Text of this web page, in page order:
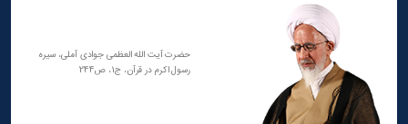
حضرت آیت الله العظمی جوادی آملی، سیره
رسول اکرم در قرآن، ج1، ص244